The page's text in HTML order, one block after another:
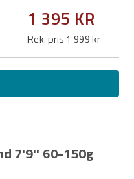
1 395 KR
Rek. pris 1 999 kr
7'9'' 60-150g